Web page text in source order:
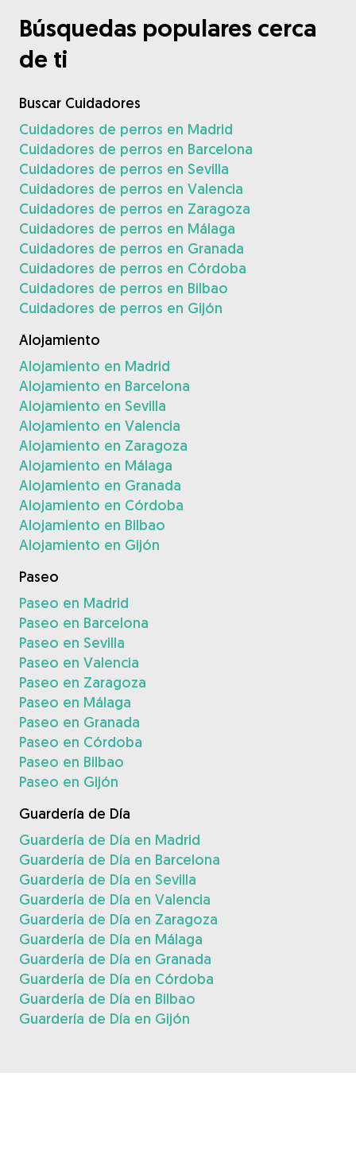
Búsquedas populares cerca
de ti
Buscar Cuidadores
Cuidadores de perros en Madrid
Cuidadores de perros en Barcelona
Cuidadores de perros en Sevilla
Cuidadores de perros en Valencia
Cuidadores de perros en Zaragoza
Cuidadores de perros en Málaga
Cuidadores de perros en Granada
Cuidadores de perros en Córdoba
Cuidadores de perros en Bilbao
Cuidadores de perros en Gijón
Alojamiento
Alojamiento en Madrid
Alojamiento en Barcelona
Alojamiento en Sevilla
Alojamiento en Valencia
Alojamiento en Zaragoza
Alojamiento en Málaga
Alojamiento en Granada
Alojamiento en Córdoba
Alojamiento en Bilbao
Alojamiento en Gijón
Paseo
Paseo en Madrid
Paseo en Barcelona
Paseo en Sevilla
Paseo en Valencia
Paseo en Zaragoza
Paseo en Málaga
Paseo en Granada
Paseo en Córdoba
Paseo en Bilbao
Paseo en Gijón
Guardería de Día
Guardería de Día en Madrid
Guardería de Día en Barcelona
Guardería de Día en Sevilla
Guardería de Día en Valencia
Guardería de Día en Zaragoza
Guardería de Día en Málaga
Guardería de Día en Granada
Guardería de Día en Córdoba
Guardería de Día en Bilbao
Guardería de Día en Gijón